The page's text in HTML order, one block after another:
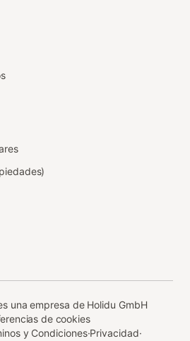
una empresa de Holidu GmbH
de cookies
y Condiciones·Privacidad·